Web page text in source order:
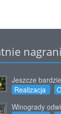
Jeszcze
Realizacja
Winogrady